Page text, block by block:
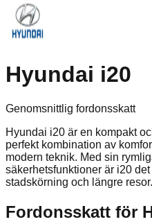
Hyundai i20
Genomsnittlig fordonsskatt
Hyundai i20 är en kompakt
perfekt kombination av
modern teknik. Med sin
säkerhetsfunktioner är i20
stadskörning och längre resor.
Fordonsskatt för